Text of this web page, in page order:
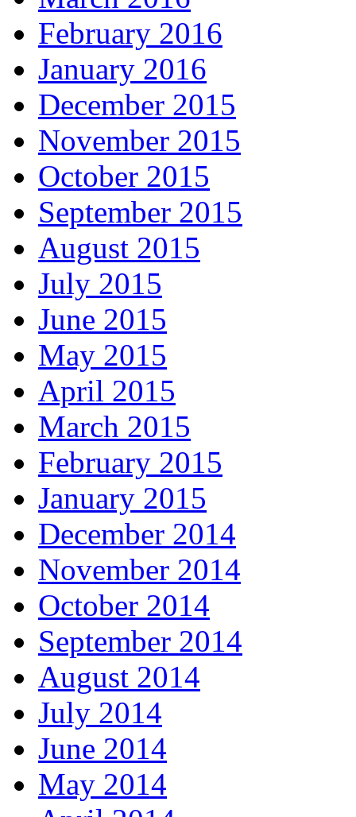
February 2016
January 2016
December 2015
November 2015
October 2015
September 2015
August 2015
July 2015
June 2015
May 2015
April 2015
March 2015
February 2015
January 2015
December 2014
November 2014
October 2014
September 2014
August 2014
July 2014
June 2014
May 2014